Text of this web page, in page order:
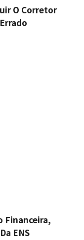
O Corretor
Financeira,
ENS